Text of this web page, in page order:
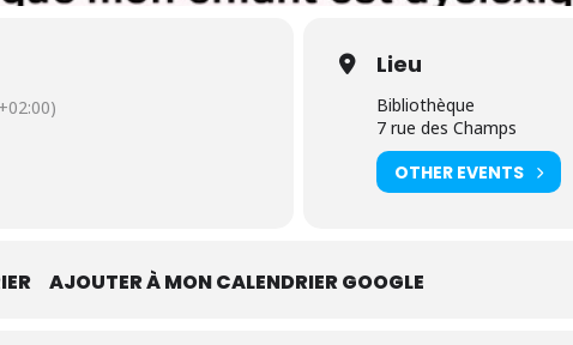
Lieu
Bibliothèque
7 rue des Champs
OTHER EVENTS
AJOUTER À MON CALENDRIER GOOGLE